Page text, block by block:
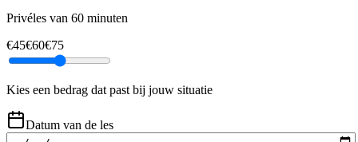
Privéles van 60 minuten
€45€60€75
Kies een bedrag dat past bij jouw situatie
Datum van de les